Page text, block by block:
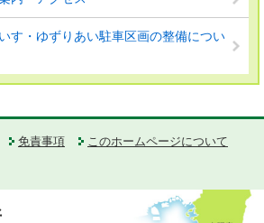
す・ゆずりあい駐車区画の整備につい
免責事項
このホームページについて